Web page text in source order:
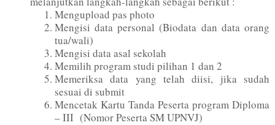
Mengupload pas photo
Mengisi data personal (Biodata dan data orang
tua/wali)
Mengisi data asal sekolah
Memilih program studi pilihan 1 dan 2
Memeriksa data yang telah diisi, jika sudah
sesuai di submit
Mencetak Kartu Tanda Peserta program Diploma
– III (Nomor Peserta SM UPNVJ)